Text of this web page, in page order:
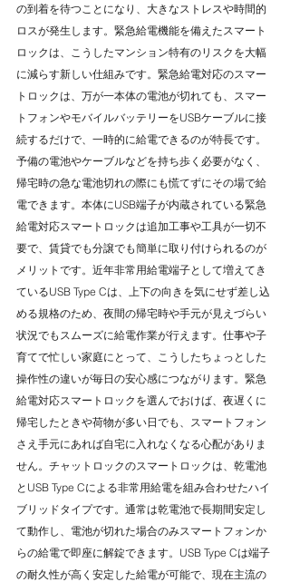
の到着を待つことになり、大きなストレスや時間的
ロスが発生します。緊急給電機能を備えたスマート
ロックは、こうしたマンション特有のリスクを大幅
に減らす新しい仕組みです。緊急給電対応のスマー
トロックは、万が一本体の電池が切れても、スマー
トフォンやモバイルバッテリーをUSBケーブルに接
続するだけで、一時的に給電できるのが特長です。
予備の電池やケーブルなどを持ち歩く必要がなく、
帰宅時の急な電池切れの際にも慌てずにその場で給
電できます。本体にUSB端子が内蔵されている緊急
給電対応スマートロックは追加工事や工具が一切不
要で、賃貸でも分譲でも簡単に取り付けられるのが
メリットです。近年非常用給電端子として増えてき
ているUSB Type Cは、上下の向きを気にせず差し込
める規格のため、夜間の帰宅時や手元が見えづらい
状況でもスムーズに給電作業が行えます。仕事や子
育てで忙しい家庭にとって、こうしたちょっとした
操作性の違いが毎日の安心感につながります。緊急
給電対応スマートロックを選んでおけば、夜遅くに
帰宅したときや荷物が多い日でも、スマートフォン
さえ手元にあれば自宅に入れなくなる心配がありま
せん。チャットロックのスマートロックは、乾電池
とUSB Type Cによる非常用給電を組み合わせたハイ
ブリッドタイプです。通常は乾電池で長期間安定し
て動作し、電池が切れた場合のみスマートフォンか
らの給電で即座に解錠できます。USB Type Cは端子
の耐久性が高く安定した給電が可能で、現在主流の